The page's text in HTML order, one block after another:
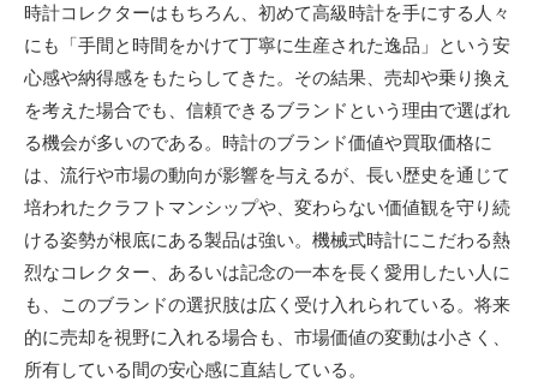
時計コレクターはもちろん、初めて高級時計を手にする人々
にも「手間と時間をかけて丁寧に生産された逸品」という安
心感や納得感をもたらしてきた。その結果、売却や乗り換え
を考えた場合でも、信頼できるブランドという理由で選ばれ
る機会が多いのである。時計のブランド価値や買取価格に
は、流行や市場の動向が影響を与えるが、長い歴史を通じて
培われたクラフトマンシップや、変わらない価値観を守り続
ける姿勢が根底にある製品は強い。機械式時計にこだわる熱
烈なコレクター、あるいは記念の一本を長く愛用したい人に
も、このブランドの選択肢は広く受け入れられている。将来
的に売却を視野に入れる場合も、市場価値の変動は小さく、
所有している間の安心感に直結している。